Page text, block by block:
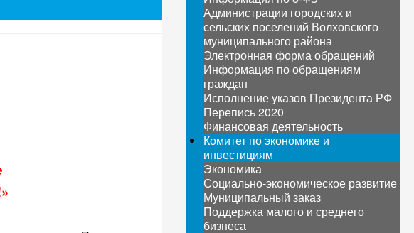
Администрации городских и
сельских поселений Волховского
муниципального района
Электронная форма обращений
Информация по обращениям
граждан
Исполнение указов Президента РФ
Перепись 2020
Финансовая деятельность
Комитет по экономике и
инвестициям
Экономика
Социально-экономическое развитие
Муниципальный заказ
Поддержка малого и среднего
бизнеса